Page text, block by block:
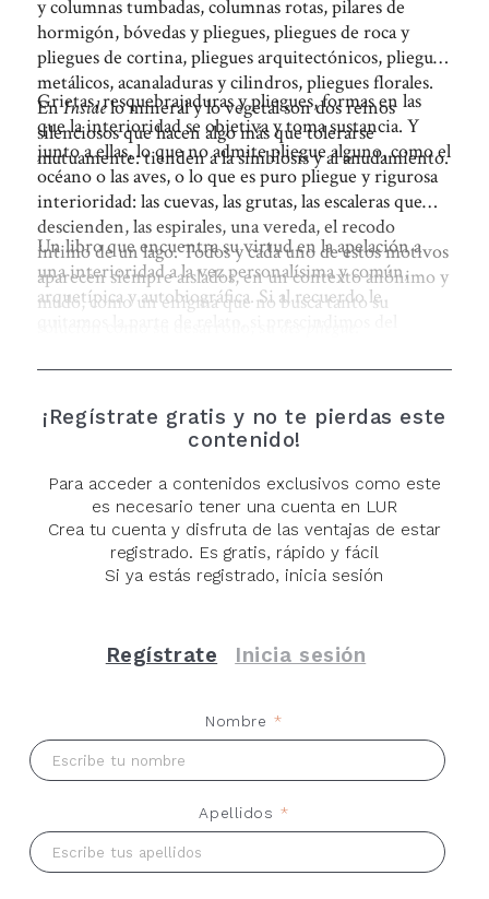
y columnas tumbadas, columnas rotas, pilares de
hormigón, bóvedas y pliegues, pliegues de roca y
pliegues de cortina, pliegues arquitectónicos, pliegues
metálicos, acanaladuras y cilindros, pliegues florales.
EnInsidelo mineral y lo vegetal son dos reinos
silenciosos que hacen algo más que tolerarse
mutuamente: tienden a la simbiosis y al anudamiento.
Grietas, resquebrajaduras y pliegues, formas en las
que la interioridad se objetiva y toma sustancia. Y
junto a ellas, lo que no admite pliegue alguno, como el
océano o las aves, o lo que es puro pliegue y rigurosa
interioridad: las cuevas, las grutas, las escaleras que
descienden, las espirales, una vereda, el recodo
íntimo de un lago. Todos y cada uno de estos motivos
aparecen siempre aislados, en un contexto anónimo y
mudo, como un enigma que no busca tanto su
Un libro que encuentra su virtud en la apelación a
una interioridad a la vez personalísima y común,
arquetípica y autobiográfica. Si al recuerdo le
Queda esto. Imágenes que no son ni representación
gusto ha sabido disponer estas fotografías que saben
ser delicadas sin dejar de ser ásperas.
invitación. Ros Boisier ha conseguido en este libro lo
más parecido en la fotografía al hecho de que te
encuentra estremecedoramente cerca del silencio.
¡Regístrate gratis y no te pierdas este
contenido!
Para acceder a contenidos exclusivos como este
es necesario tener una cuenta en LUR
Crea tu cuenta y disfruta de las ventajas de estar
registrado. Es gratis, rápido y fácil
Si ya estás registrado, inicia sesión
Regístrate Inicia sesión
Nombre *
Apellidos *